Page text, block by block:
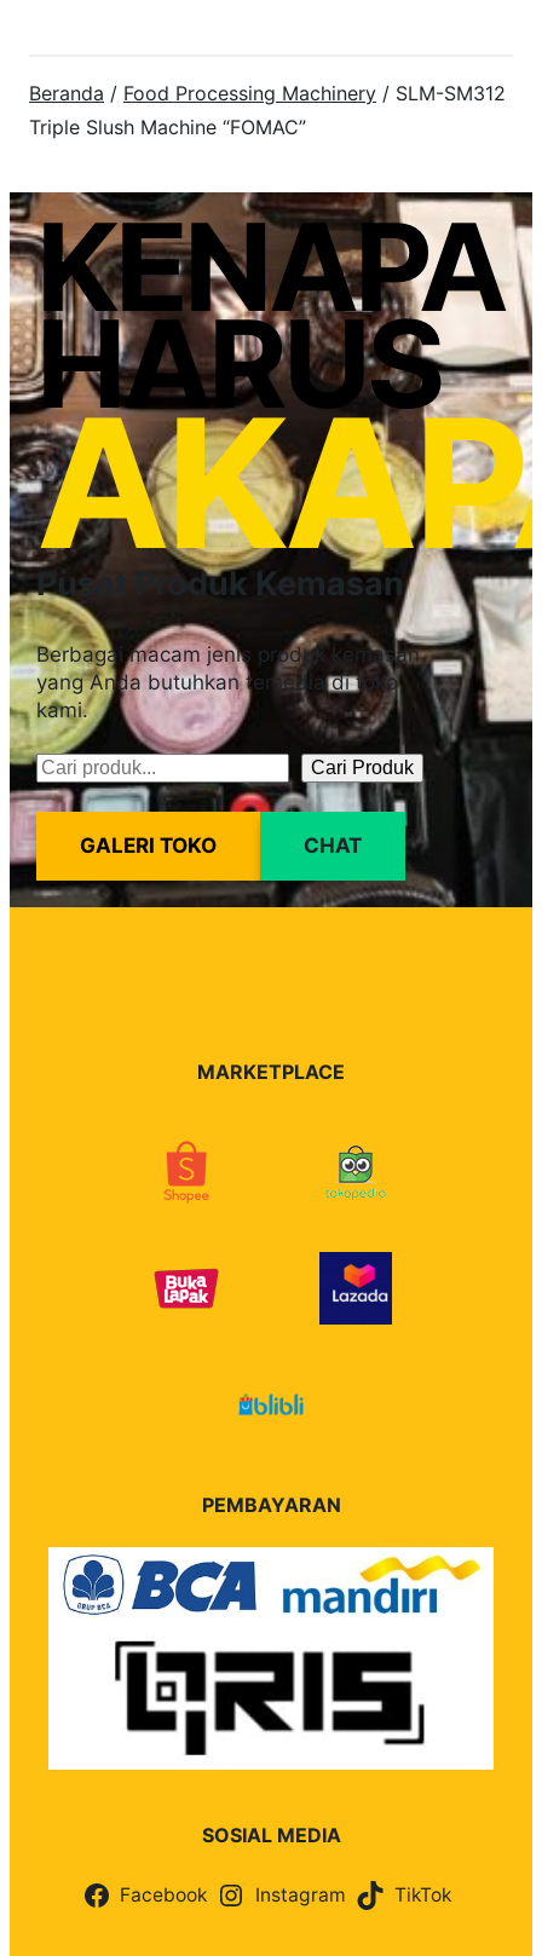
Beranda / Food Processing Machinery / SLM-SM312
Triple Slush Machine “FOMAC”
KENAPA
HARUS
Pusat Produk Kemasan
Berbagai macam jenis produk kemasan
yang Anda butuhkan tersedia di toko
kami.
Pencarian Cari Produk
GALERI TOKO CHAT
MARKETPLACE
PEMBAYARAN
SOSIAL MEDIA
Facebook Instagram TikTok